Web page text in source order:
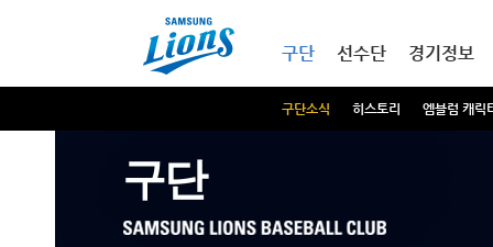
구단
구단소식 히스토리 엠블럼 캐릭
선수단 경기정보
구단